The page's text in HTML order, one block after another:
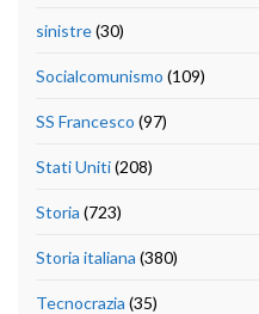
sinistre(30)
Socialcomunismo (109)
SS Francesco (97)
Stati Uniti(208)
Storia (723)
Storia italiana (380)
Tecnocrazia (35)